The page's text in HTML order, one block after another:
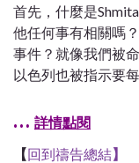
首先，什麼是
他任何事有相關嗎
事件？就像我們被
以色列也被指示要
… 詳情點閱
【回到禱告總結】